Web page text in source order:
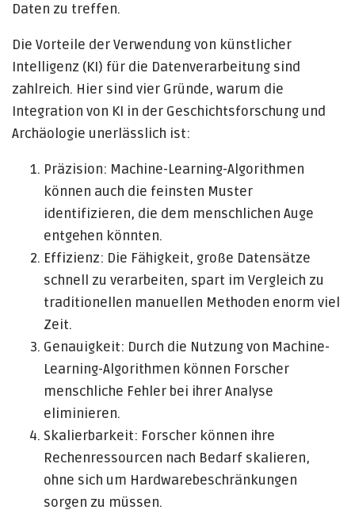
Daten zu treffen.
Die Vorteile der Verwendung von künstlicher
Intelligenz (KI) für die Datenverarbeitung sind
zahlreich. Hier sind vier Gründe, warum die
Integration von KI in der Geschichtsforschung und
Archäologie unerlässlich ist:
Präzision: Machine-Learning-Algorithmen
können auch die feinsten Muster
identifizieren, die dem menschlichen Auge
entgehen könnten.
Effizienz: Die Fähigkeit, große Datensätze
schnell zu verarbeiten, spart im Vergleich zu
traditionellen manuellen Methoden enorm viel
Zeit.
Genauigkeit: Durch die Nutzung von Machine-
Learning-Algorithmen können Forscher
menschliche Fehler bei ihrer Analyse
eliminieren.
Skalierbarkeit: Forscher können ihre
Rechenressourcen nach Bedarf skalieren,
ohne sich um Hardwarebeschränkungen
sorgen zu müssen.